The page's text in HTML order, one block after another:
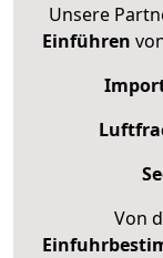
Unsere
Einführen
Von